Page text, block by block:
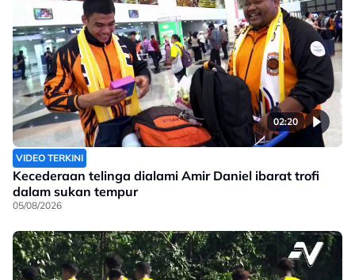
02:20
VIDEO TERKINI
Kecederaan telinga dialami Amir Daniel ibarat trofi
dalam sukan tempur
05/08/2026